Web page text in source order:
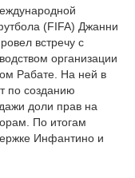
(FIFA) Джанни
встречу с
организации
Рабате. На ней в
по созданию
доли прав на
По итогам
Инфантино и